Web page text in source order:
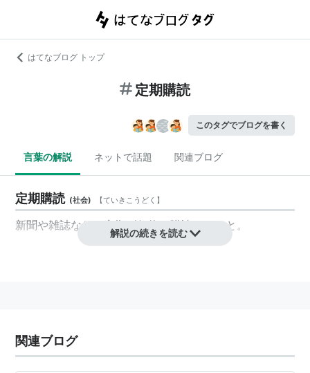
はてなブログ トップ
定期購読
このタグでブログを書く
言葉の解説 ネットで話題 関連ブログ
定期購読 (社会) 【ていきこうどく 】
新聞や雑誌などの定期刊行物を購読すること。
解説の続きを読む
関連ブログ